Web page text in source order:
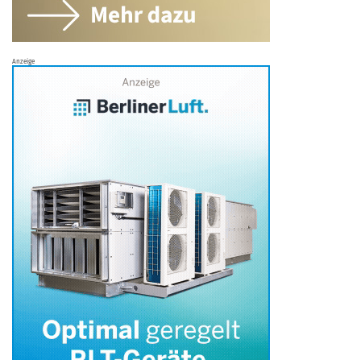
Anzeige